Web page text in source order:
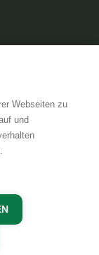
Webseiten zu
und